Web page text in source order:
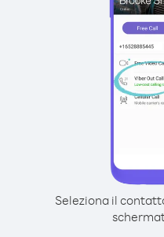
Seleziona il